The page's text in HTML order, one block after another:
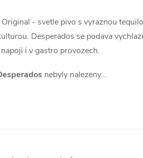
- svetle pivo s vyraznou
Desperados se podava
i v gastro provozech.
nebyly nalezeny...